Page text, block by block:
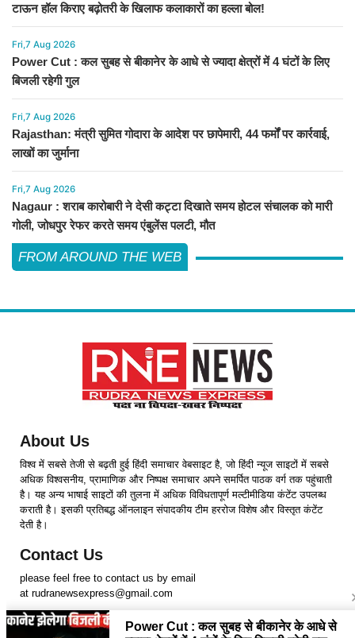
टाऊन हॉल किराए बढ़ोतरी के खिलाफ कलाकारों का हल्ला बोल!
Fri,7 Aug 2026
Power Cut : कल सुबह से बीकानेर के आधे से ज्यादा क्षेत्रों में 4 घंटों के लिए
बिजली रहेगी गुल
Fri,7 Aug 2026
Rajasthan: मंत्री सुमित गोदारा के आदेश पर छापेमारी, 44 फर्मों पर कार्रवाई,
लाखों का जुर्माना
Fri,7 Aug 2026
Nagaur : शराब कारोबारी ने देसी कट्टा दिखाते समय होटल संचालक को मारी
गोली, जोधपुर रेफर करते समय एंबुलेंस पलटी, मौत
FROM AROUND THE WEB
About Us
विश्व में सबसे तेजी से बढ़ती हुई हिंदी समाचार वेबसाइट है, जो हिंदी न्यूज साइटों में सबसे
अधिक विश्वसनीय, प्रामाणिक और निष्पक्ष समाचार अपने समर्पित पाठक वर्ग तक पहुंचाती
है। यह अन्य भाषाई साइटों की तुलना में अधिक विविधतापूर्ण मल्टीमीडिया कंटेंट उपलब्ध
कराती है। इसकी प्रतिबद्ध ऑनलाइन संपादकीय टीम हररोज विशेष और विस्तृत कंटेंट
देती है।
Contact Us
please feel free to contact us by email
at rudranewsexpress@gmail.com
Follow Us